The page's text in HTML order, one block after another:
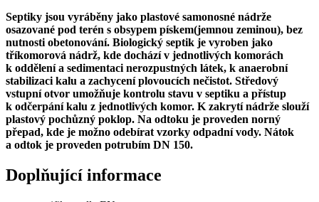
Septiky jsou vyráběny jako plastové samonosné nádrže
osazované pod terén s obsypem pískem(jemnou zeminou), bez
nutnosti obetonování. Biologický septik je vyroben jako
tříkomorová nádrž, kde dochází v jednotlivých komorách
k oddělení a sedimentaci nerozpustných látek, k anaerobní
stabilizaci kalu a zachycení plovoucích nečistot. Středový
vstupní otvor umožňuje kontrolu stavu v septiku a přístup
k odčerpání kalu z jednotlivých komor. K zakrytí nádrže slouží
plastový pochůzný poklop. Na odtoku je proveden norný
přepad, kde je možno odebírat vzorky odpadní vody. Nátok
a odtok je proveden potrubím DN 150.
Doplňující informace